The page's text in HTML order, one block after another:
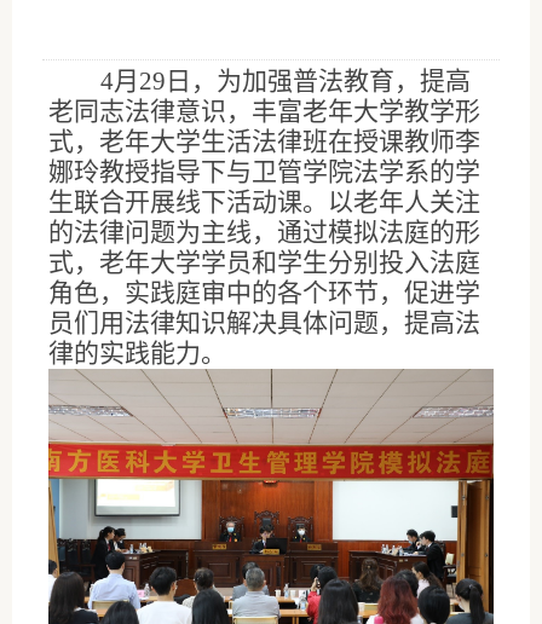
4月 29 日，为加强普法教育，提高
老同志法律意识，丰富老年大学教学形
式，老年大学生活法律班在授课教师李
娜玲教授指导下与卫管学院法学系的学
生联合开展线下活动课。以老年人关注
的法律问题为主线，通过模拟法庭的形
式，老年大学学员和学生分别投入法庭
角色，实践庭审中的各个环节，促进学
员们用法律知识解决具体问题，提高法
律的实践能力。